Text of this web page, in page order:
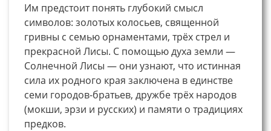
Им предстоит понять глубокий смысл
символов: золотых колосьев, священной
гривны с семью орнаментами, трёх стрел и
прекрасной Лисы. С помощью духа земли —
Солнечной Лисы — они узнают, что истинная
сила их родного края заключена в единстве
семи городов-братьев, дружбе трёх народов
(мокши, эрзи и русских) и памяти о традициях
предков.